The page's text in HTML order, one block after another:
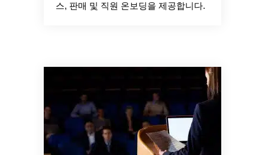
스, 판매 및 직원 온보딩을 제공합니다.